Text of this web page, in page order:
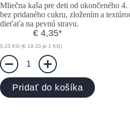
Mliečna kaša pre deti od ukončeného
bez pridaného cukru, zložením a
dieťaťa na pevnú stravu.
€ 4,35*
0,23 KG (€ 19,33 je 1 KG)
1
Pridať do košíka